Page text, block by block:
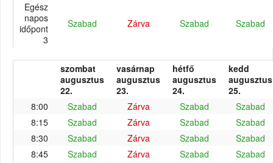
Egész
napos
időpont
3
Szabad Zárva Szabad Szabad
szombat
augusztus
22.
vasárnap
augusztus
23.
hétfő
augusztus
24.
kedd
augusztus
25.
8:00
Szabad Zárva Szabad
Szabad
8:15
Szabad Zárva Szabad
Szabad
8:30
Szabad Zárva Szabad
Szabad
8:45
Szabad Zárva Szabad
Szabad